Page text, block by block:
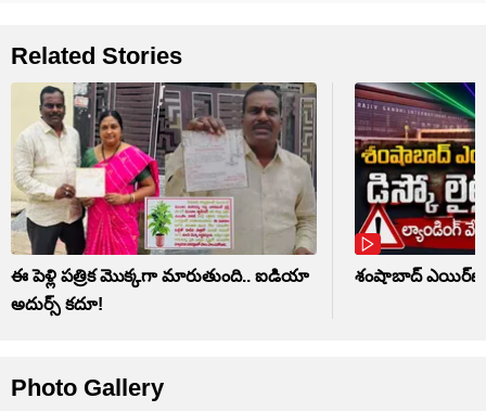
Related Stories
ఈ పెళ్లి పత్రిక మొక్కగా మారుతుంది.. ఐడియా
అదుర్స్ కదూ!
శంషాబాద్
Photo Gallery